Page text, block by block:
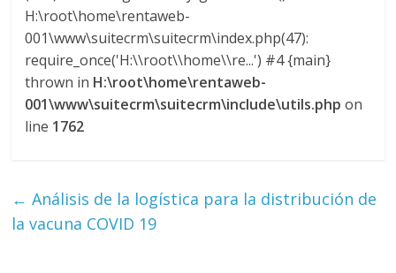
H:\root\home\rentaweb-
001\www\suitecrm\suitecrm\index.php(47):
require_once('H:\\root\\home\\re...') #4 {main}
thrown in H:\root\home\rentaweb-
001\www\suitecrm\suitecrm\include\utils.php on
line 1762
← Análisis de la logística para la distribución de
la vacuna COVID 19